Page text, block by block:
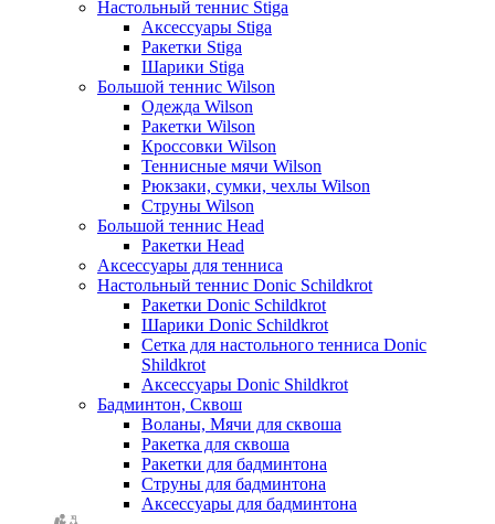
Настольный теннис Stiga
Аксессуары Stiga
Ракетки Stiga
Шарики Stiga
Большой теннис Wilson
Одежда Wilson
Ракетки Wilson
Кроссовки Wilson
Теннисные мячи Wilson
Рюкзаки, сумки, чехлы Wilson
Струны Wilson
Большой теннис Head
Ракетки Head
Аксессуары для тенниса
Настольный теннис Donic Schildkrot
Ракетки Donic Schildkrot
Шарики Donic Schildkrot
Сетка для настольного тенниса Donic
Shildkrot
Аксессуары Donic Shildkrot
Бадминтон, Сквош
Воланы, Мячи для сквоша
Ракетка для сквоша
Ракетки для бадминтона
Струны для бадминтона
Аксессуары для бадминтона